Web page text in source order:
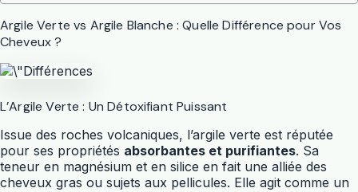
Argile Verte vs Argile Blanche : Quelle Différence pour Vos
Cheveux ?
L’Argile Verte : Un Détoxifiant Puissant
Issue des roches volcaniques, l’argile verte est réputée
pour ses propriétés absorbantes et purifiantes. Sa
teneur en magnésium et en silice en fait une alliée des
cheveux gras ou sujets aux pellicules. Elle agit comme un